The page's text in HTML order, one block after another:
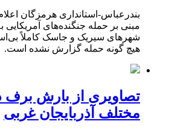
بندرعباس-استانداری هرمزگان
مبنی بر حمله جنگنده‌های
شهرهای سیریک و جاسک کاملاً
هیچ گونه حمله گزارش نشده است.
تصاویری از بارش برف
مختلف آذربایجان غربی